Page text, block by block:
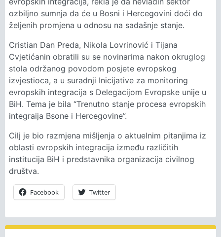
ozbiljno sumnja da će u Bosni i Hercegovini doći do
željenih promjena u odnosu na sadašnje stanje.
Cristian Dan Preda, Nikola Lovrinović i Tijana
Cvjetićanin obratili su se novinarima nakon okruglog
stola održanog povodom posjete evropskog
izvjestioca, a u suradnji Inicijative za monitoring
evropskih integracija s Delegacijom Evropske unije u
BiH. Tema je bila “Trenutno stanje procesa evropskih
integraija Bsone i Hercegovine”.
Cilj je bio razmjena mišljenja o aktuelnim pitanjima iz
oblasti evropskih integracija između različitih
institucija BiH i predstavnika organizacija civilnog
društva.
Facebook Twitter